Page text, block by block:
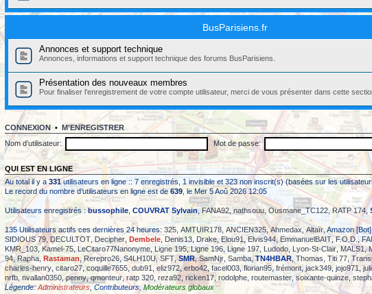
BusParisiens.fr
Annonces et support technique
Annonces, informations et support technique des forums BusParisiens.
Présentation des nouveaux membres
Pour finaliser l'enregistrement de votre compte utilisateur, merci de vous présenter dans cette
CONNEXION • M’ENREGISTRER
Nom d’utilisateur:
Mot de passe:
QUI EST EN LIGNE
Au total il y a 331utilisateurs en ligne :: 7 enregistrés, 1 invisible et 323 non inscrit(s) (basées sur les
Le record du nombre d’utilisateurs en ligne est de639, le Mer 5 Aoû 2026 12:05
Utilisateurs enregistrés : bussophile COUVRAT Sylvain, FANA92,nathsouu Ousmane_TC122 RATP 174,
135 Utilisateurs actifs ces dernières 24 heures: 325 AMTUIR178 ANCIEN325,Ahmedax Altaïr, Amazon
SIDIOUS 79 DECULTOT Decipher Dembele Denis13, Drake,Elou91,Elvis944,EmmanuelBAIT,F.O.D. ,
KMR_103,Kamel-75, LeCitaro77Nanonyme,Ligne 195,Ligne 196 Ligne 197 Ludodo Lyon-St-Clair ,MALS1,
94,Rapha ,Rastaman,Rerepro26,S4LH10U,SFT ,SMR,SamNjr Samba ,TN4HBAR,Thomas Titi 77
charles-henry citaro27 coquille7655 ,dub91 ,eliz972,erbo42, facel003 florian95, frémont,jack349 jojo971
nrfb nvallan0350,penny,qmonteur,ratp 320 reza92 ,ricken17, rodolphe routemaster,soixante-quinze
Légende: Administrateurs,Contributeurs,Modérateurs globaux